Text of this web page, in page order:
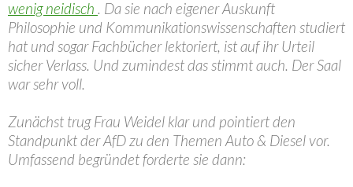
wenig neidisch . Da sie nach eigener Auskunft
Philosophie und Kommunikationswissenschaften studiert
hat und sogar Fachbücher lektoriert, ist auf ihr Urteil
sicher Verlass. Und zumindest das stimmt auch. Der Saal
war sehr voll.
Zunächst trug Frau Weidel klar und pointiert den
Standpunkt der AfD zu den Themen Auto & Diesel vor.
Umfassend begründet forderte sie dann: